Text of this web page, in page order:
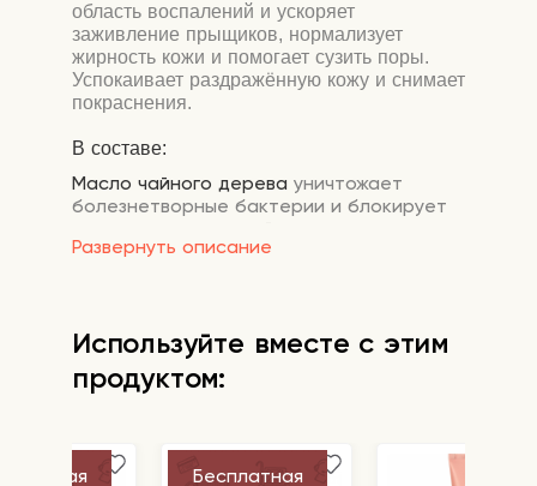
Развернуть описание
область воспалений и ускоряет
заживление прыщиков, нормализует
жирность кожи и помогает сузить поры.
Успокаивает раздражённую кожу и снимает
покраснения.
В составе:
Масло чайного дерева уничтожает
болезнетворные бактерии и блокирует
раздражения кожи. Является мощным
Регулирует выработку кожного сала,
успокаивает, уменьшает жирный блеск,
борется с воспалениями.
предотвращает её обезвоживание,
сохраняя влагу в слоях эпидермиса.
Используйте вместе с этим
продуктом:
Бесплатная